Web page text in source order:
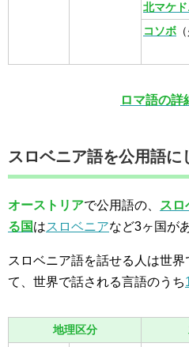
北マケ
コソボ
ロマ語の詳
スロベニア語を公用語に
オーストリアで公用語の、
スロ
る国はスロベニアなど3ヶ国が
スロベニア語を話せる人は世
て、世界で話される言語のうち
地理区分